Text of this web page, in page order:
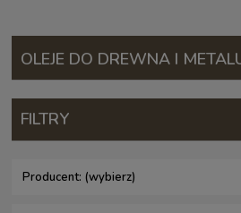
OLEJE DO DREWNA I
FILTRY
Producent: (wybierz)